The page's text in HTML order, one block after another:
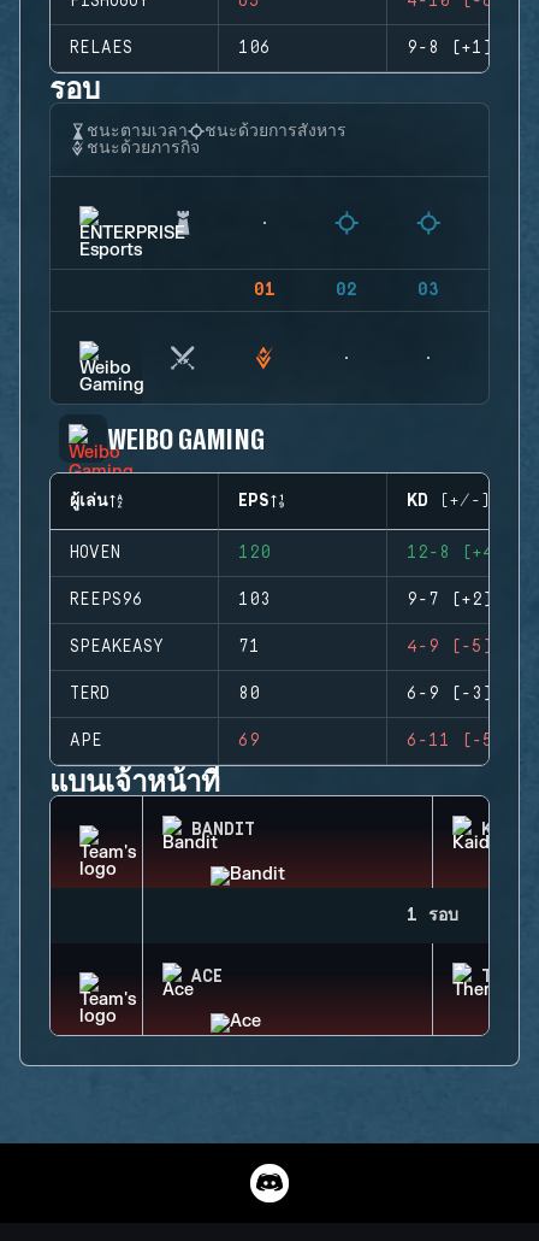
RELAES 106 9-8 (+1)
รอบ
ชนะตามเวลา
ชนะด้วยการสังหาร
ชนะด้วยภารกิจ
01 02 03
WEIBO GAMING
ผู้เล่น EPS KD (+/-)
HOVEN 120 12-8 (+4)
REEPS96 103 9-7 (+2)
SPEAKEASY 71 4-9 (-5)
TERD 80 6-9 (-3)
APE 69 6-11 (-5)
แบนเจ้าหน้าที่
BANDIT KAID
1 รอบ
ACE